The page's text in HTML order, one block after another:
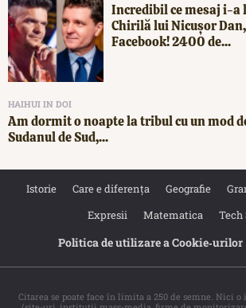
Incredibil ce mesaj i-a
Chirilă lui Nicușor
Facebook! 2400 de...
HAIHUI IN DOI
Am dormit o noapte la tribul cu un mod
Sudanul de Sud,...
Istorie Care e diferența Geografie
Expresii
Matematica
Politica de utilizare a Cookie‐urilor
Citarea se poate face în limita a 250 de semne. Nici o